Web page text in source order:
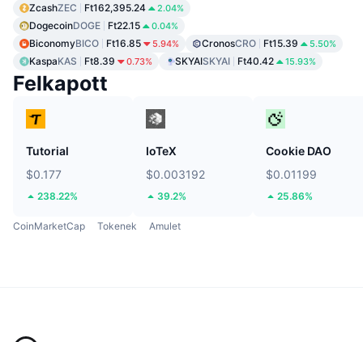
ZcashZEC Ft162,395.24 2.04%
DogecoinDOGE Ft22.15 0.04%
BiconomyBICO Ft16.85 5.94% CronosCRO Ft15.39 5.50%
KaspaKAS Ft8.39 0.73% SKYAISKYAI Ft40.42 15.93%
Felkapott
Tutorial
$0.177
238.22%
IoTeX
$0.003192
39.2%
Cookie DAO
$0.01199
25.86%
CoinMarketCap Tokenek Amulet